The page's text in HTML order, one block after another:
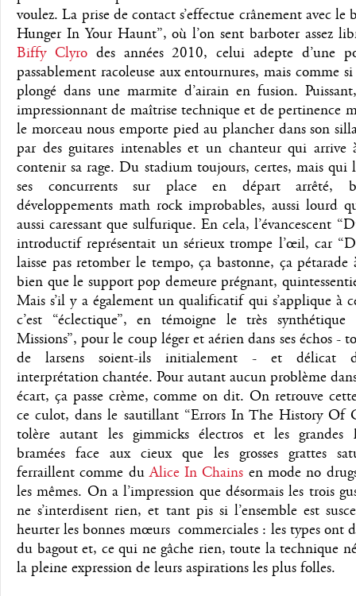
voulez. La prise de contact s’effectue crânement avec le
Hunger In Your Haunt”, où l’on sent barboter assez
Biffy Clyrodes années 2010, celui adepte d’une
passablement racoleuse aux entournures, mais comme
plongé dans une marmite d’airain en fusion.
impressionnant de maîtrise technique et de pertinence
le morceau nous emporte pied au plancher dans son
par des guitares intenables et un chanteur qui arrive
contenir sa rage. Du stadium toujours, certes, mais qui
ses concurrents sur place en départ arrêté,
développements math rock improbables, aussi lourd
aussi caressant que sulfurique. En cela, l’évancescent
introductif représentait un sérieux trompe l’œil, car
laisse pas retomber le tempo, ça bastonne, ça
bien que le support pop demeure prégnant,
Mais s’il y a également un qualificatif qui s’applique à
c’est “éclectique”, en témoigne le très synthétique
Missions”, pour le coup léger et aérien dans ses échos -
de larsens soient-ils initialement - et délicat
interprétation chantée. Pour autant aucun problème
écart, ça passe crème, comme on dit. On retrouve
ce culot, dans le sautillant “Errors In The History Of
tolère autant les gimmicks électros et les grandes
bramées face aux cieux que les grosses grattes
ferraillent comme duAlice In Chains en mode no
les mêmes. On a l’impression que désormais les trois
ne s’interdisent rien, et tant pis si l’ensemble est
heurter les bonnes mœurs commerciales : les types ont
du bagout et, ce qui ne gâche rien, toute la technique
la pleine expression de leurs aspirations les plus folles.